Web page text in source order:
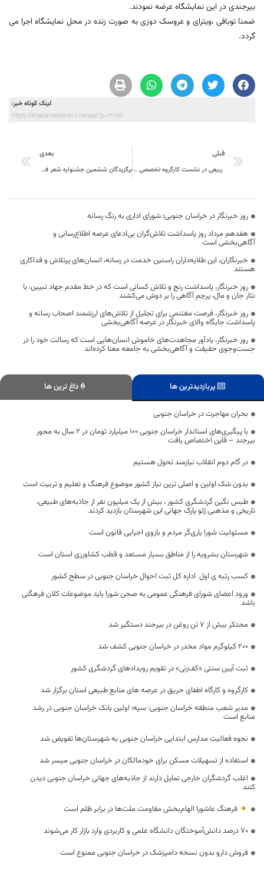
بیرجندی در این نمایشگاه عرضه نمودند.
ضمنا توبافی ،ویترای و عروسک دوزی به صورت زنده در محل نمایشگاه اجرا می
گردد.
لینک کوتاه خبر:
https://khabarvahonar.ir/news/?p=13896
قبلی
ربیعی در نشست کارگروه تخصصی اشتغال خراسان جنوبی عنوان کرد: ?اختصاص 20 هزار میلیارد تومان تسهیلات بانکی برای ایجاد اشتغال در کشور
بعدی
برگزیدگان ششمین جشنواره شعر فجر خراسان جنوبی معرفی شدند
روز خبرنگار در خراسان جنوبی؛ شورای اداری به رنگ رسانه
هفدهم مرداد روز پاسداشت تلاش‌گران بی‌ادعای عرصه اطلاع‌رسانی و
آگاهی‌بخشی است
خبرنگاران، این طلایه‌داران راستین خدمت در رسانه، انسان‌های پرتلاش و فداکاری
هستند
روز خبرنگار، پاسداشت رنج و تلاش کسانی است که در خط مقدم جهاد تبیین، با
نثار جان و مال، پرچم آگاهی را بر دوش می‌کشند
روز خبرنگار، فرصت مغتنمی برای تجلیل از تلاش‌های ارزشمند اصحاب رسانه و
پاسداشت جایگاه والای خبرنگار در عرصه آگاهی‌بخشی
روز خبرنگار، یادآور مجاهدت‌های خاموش انسان‌هایی است که رسالت خود را در
جست‌وجوی حقیقت و آگاهی‌بخشی به جامعه معنا کرده‌اند
پربازدیدترین ها داغ ترین ها
بحران مهاجرت در خراسان جنوبی
با پیگیری‌های استاندار خراسان جنوبی ۱۰۰ میلیارد تومان در ۲ سال به محور
بیرجند – قاین اختصاص یافت
در گام دوم انقلاب نیازمند تحول هستیم
بدون شک اولین و اصلی ترین نیاز کشور موضوع فرهنگ و تعلیم و تربیت است
طبس نگین گردشگری کشور ، بیش از یک میلیون نفر از جاذبه‌های طبیعی،
تاریخی و مذهبی ژئو پارک جهانی این شهرستان بازدید کردند
مسئولیت شورا یاری‌گر مردم و بازوی اجرایی قانون است
شهرستان بشرویه را از مناطق بسیار مستعد و قطب کشاورزی استان است
کسب رتبه ی اول اداره کل ثبت احوال خراسان جنوبی در سطح کشور
ورود اعضای شورای فرهنگی عمومی به صحن شورا باید موضوعات کلان فرهگنی
باشد
محتکر بیش از ۷ تن روغن در بیرجند دستگیر شد
۲۰۰ کیلوگرم مواد مخدر در خراسان جنوبی کشف شد
ثبت آیین سنتی «کف‌زنی» در تقویم رویدادهای گردشگری کشور
کارگروه و کارگاه اطفای حریق در عرصه های منابع طبیعی استان برگزار شد
مدیر شعب منطقه خراسان جنوبی: سپه؛ اولین بانک خراسان جنوبی در رشد
منابع است
نحوه فعالیت مدارس ابتدایی خراسان جنوبی به شهرستان‌ها تفویض شد
استفاده از تسهیلات مسکن برای خودمالکان در خراسان جنوبی میسر شد
اغلب گردشگران خارجی تمایل دارند از جاذبه‌های جهانی خراسان جنوبی دیدن
کنند
فرهنگ عاشورا الهام‌بخش مقاومت ملت‌ها در برابر ظلم است
۷۰ درصد دانش‌آموختگان دانشگاه علمی و کاربردی وارد بازار کار می‌شوند
فروش دارو بدون نسخه دامپزشک در خراسان جنوبی ممنوع است